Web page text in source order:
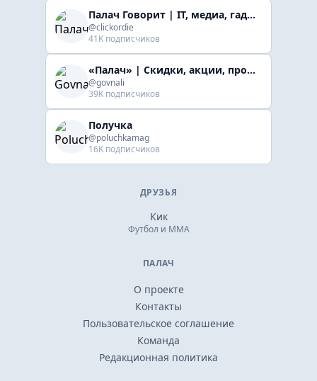
Палач Говорит | IT, медиа, гaджеты, скидки
@clickordie
41K подписчиков
«Палач» | Скидки, акции, промокоды
@govnali
39K подписчиков
Получка
@poluchkamag
16K подписчиков
ДРУЗЬЯ
Кик
Футбол и ММА
ПАЛАЧ
О проекте
Контакты
Пользовательское соглашение
Команда
Редакционная политика